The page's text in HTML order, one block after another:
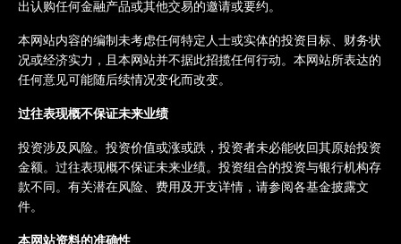
出认购任何金融产品或其他交易的邀请或要约。
本网站内容的编制未考虑任何特定人士或实体的投资目标、财务状
况或经济实力，且本网站并不据此招揽任何行动。本网站所表达的
任何意见可能随后续情况变化而改变。
过往表现概不保证未来业绩
投资涉及风险。投资价值或涨或跌，投资者未必能收回其原始投资
金额。过往表现概不保证未来业绩。投资组合的投资与银行机构存
款不同。有关潜在风险、费用及开支详情，请参阅各基金披露文
件。
本网站资料的准确性